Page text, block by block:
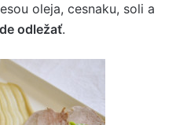
oleja, cesnaku, soli a
odležať.